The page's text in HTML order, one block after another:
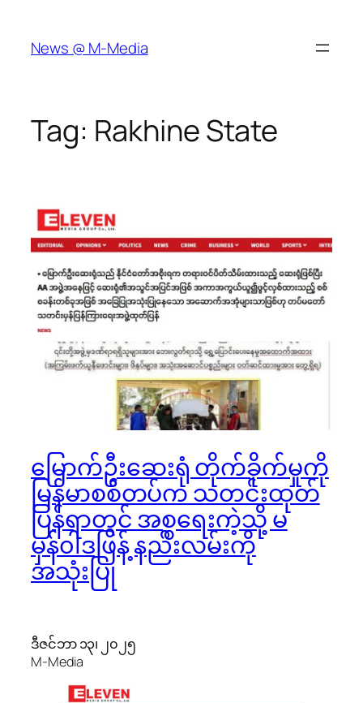
content
News @ M-Media
Tag: Rakhine State
မြောက်ဦးဆေးရုံ တိုက်ခိုက်မှုကို
မြန်မာစစ်တပ်က သတင်းထုတ်
ပြန်ရာတွင် အစ္စရေးကဲ့သို့ မ
မှန်၀ါဒဖြန့် နည်းလမ်းကို
အသုံးပြု
ဒီဇင်ဘာ ၁၃၊ ၂၀၂၅
M-Media